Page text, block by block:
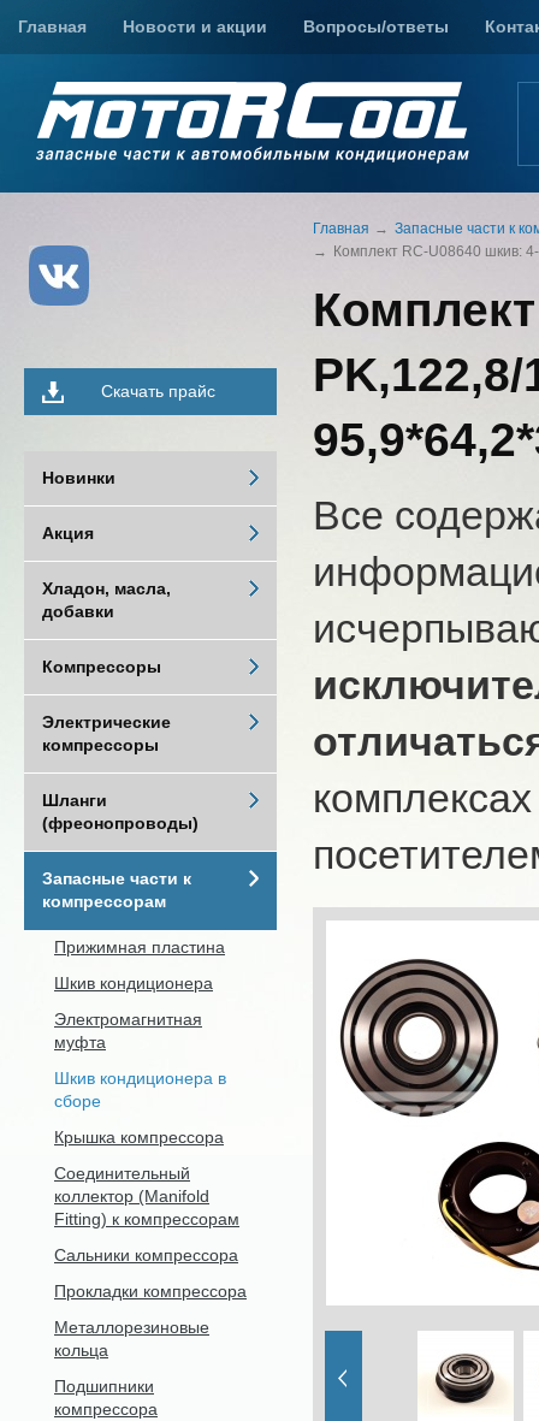
Главная Новости и акции Вопросы/ответы
Главная
Запасные части к
Комплект RC-U08640 шкив:
Все
Скачать прайс
Новинки
Акция
Хладон, масла,
добавки
Компрессоры
Электрические
компрессоры
Шланги
(фреонопроводы)
Запасные части к
компрессорам
Прижимная пластина
Шкив кондиционера
Электромагнитная
муфта
Шкив кондиционера в
сборе
Крышка компрессора
Соединительный
коллектор (Manifold
Fitting) к компрессорам
Сальники компрессора
Прокладки компрессора
Металлорезиновые
кольца
Подшипники
компрессора